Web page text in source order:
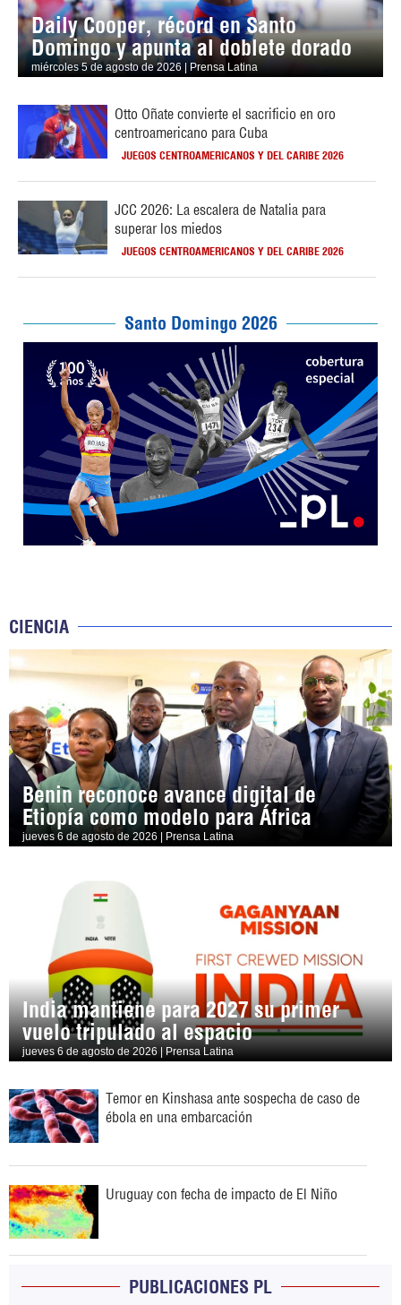
Daily Cooper, récord en Santo
Domingo y apunta al doblete dorado
miércoles 5 de agosto de 2026 | Prensa Latina
Otto Oñate convierte el sacrificio en oro
centroamericano para Cuba
JUEGOS CENTROAMERICANOS Y DEL CARIBE 2026
JCC 2026: La escalera de Natalia para
superar los miedos
JUEGOS CENTROAMERICANOS Y DEL CARIBE 2026
Santo Domingo 2026
CIENCIA
Benin reconoce avance digital de
Etiopía como modelo para África
jueves 6 de agosto de 2026 | Prensa Latina
India mantiene para 2027 su primer
vuelo tripulado al espacio
jueves 6 de agosto de 2026 | Prensa Latina
Temor en Kinshasa ante sospecha de caso de
ébola en una embarcación
Uruguay con fecha de impacto de El Niño
PUBLICACIONES PL